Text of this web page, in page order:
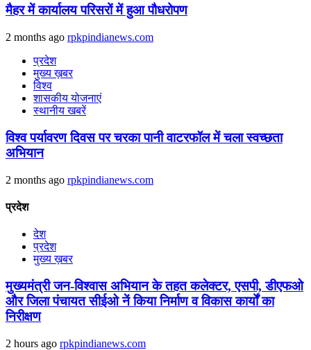
मैहर में कार्यालय परिसरों में हुआ पौधरोपण
2 months ago rpkpindianews.com
प्रदेश
मुख्य ख़बर
विश्व
शासकीय योजनाएं
स्थानीय खबरें
विश्व पर्यावरण दिवस पर चरका पानी वाटरफॉल में चला स्वच्छता
अभियान
2 months ago rpkpindianews.com
प्रदेश
देश
प्रदेश
मुख्य ख़बर
मुख्यमंत्री जन-विश्वास अभियान के तहत कलेक्टर, एसपी, डीएफओ
और जिला पंचायत सीईओ नें किया निर्माण व विकास कार्यों का
निरीक्षण
2 hours ago rpkpindianews.com